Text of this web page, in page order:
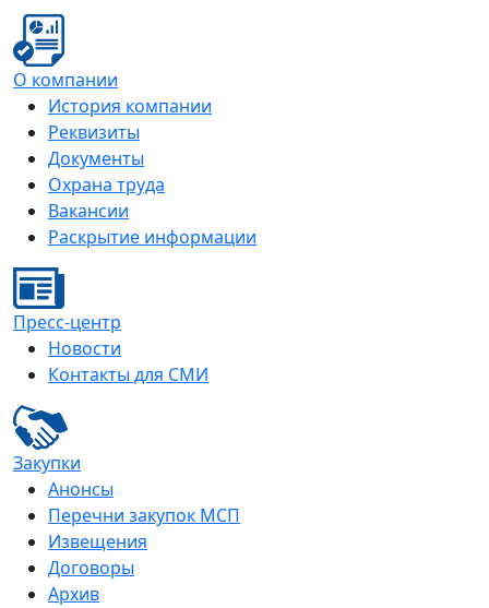
О компании
История компании
Реквизиты
Документы
Охрана труда
Вакансии
Раскрытие информации
Пресс-центр
Новости
Контакты для СМИ
Закупки
Анонсы
Перечни закупок МСП
Извещения
Договоры
Архив